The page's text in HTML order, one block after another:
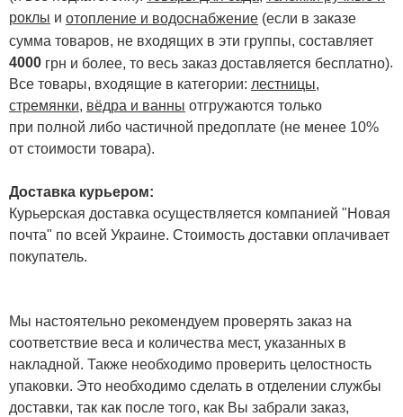
роклы и отопление и водоснабжение (если в заказе
сумма товаров, не входящих в эти группы, составляет
4000 грн и более, то весь заказ доставляется бесплатно).
Все товары, входящие в категории: лестницы,
стремянки, вёдра и ванны отгружаются только
при полной либо частичной предоплате (не менее 10%
от стоимости товара).
Доставка курьером:
Курьерская доставка осуществляется компанией "Новая
почта" по всей Украине. Стоимость доставки оплачивает
покупатель.
Мы настоятельно рекомендуем проверять заказ на
соответствие веса и количества мест, указанных в
накладной. Также необходимо проверить целостность
упаковки. Это необходимо сделать в отделении службы
доставки, так как после того, как Вы забрали заказ,